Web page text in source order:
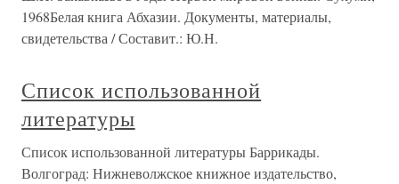
1968Белая книга Абхазии. Документы, материалы,
свидетельства / Составит.: Ю.Н.
Список использованной
литературы
Список использованной литературы Баррикады.
Волгоград: Нижневолжское книжное издательство,